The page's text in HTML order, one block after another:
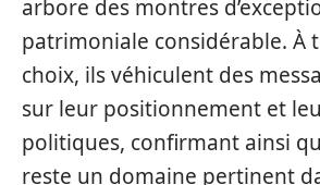
arbore des montres
patrimoniale considérable. À
choix, ils véhiculent des
sur leur positionnement et
politiques, confirmant ainsi
reste un domaine pertinent